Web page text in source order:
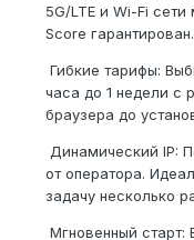
5G/LTE и Wi-Fi
Score гарантирован.
Гибкие тарифы:
часа до 1 недели с
браузера до
Динамический IP:
от оператора.
задачу несколько
Мгновенный